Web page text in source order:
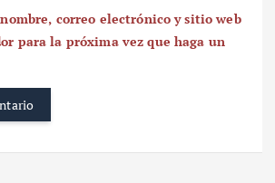
correo electrónico y sitio web
para la próxima vez que haga un